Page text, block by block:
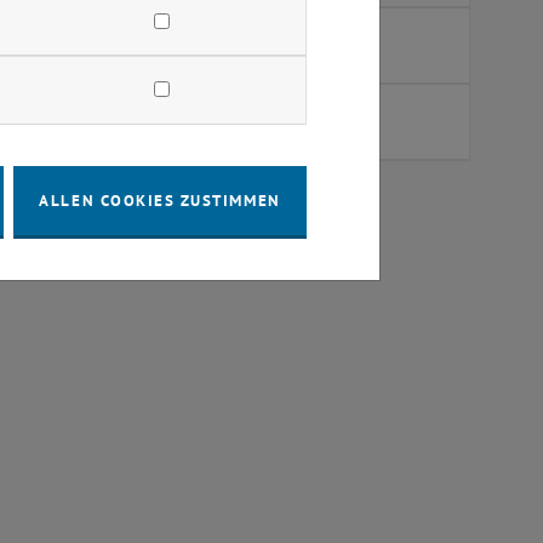
(Straßenwesen), TU Wien
ALLEN COOKIES ZUSTIMMEN